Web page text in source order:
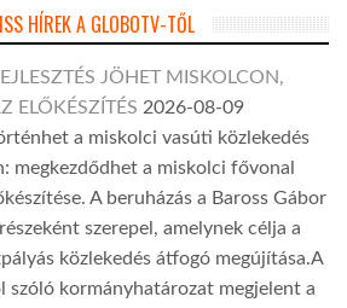
HÍREK A GLOBOTV-TŐL
JÖHET MISKOLCON,
ELŐKÉSZÍTÉS 2026-08-09
a miskolci vasúti közlekedés
megkezdődhet a miskolci fővonal
A beruházás a Baross Gábor
szerepel, amelynek célja a
közlekedés átfogó megújítása.A
szóló kormányhatározat megjelent a